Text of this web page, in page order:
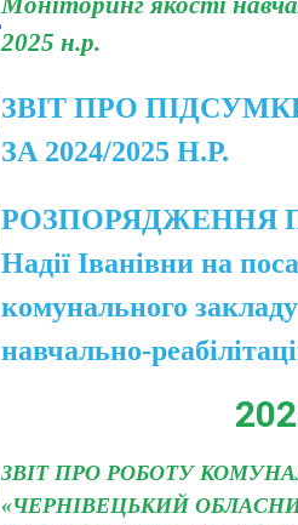
2025 н.р.
ЗВІТ ПРО
ЗА 2024/2025 Н.Р.
РОЗПОРЯДЖЕННЯ
Надії Іванівни на
комунального
навчально-
ЗВІТ ПРО РОБОТУ
«ЧЕРНІВЕЦЬКИЙ